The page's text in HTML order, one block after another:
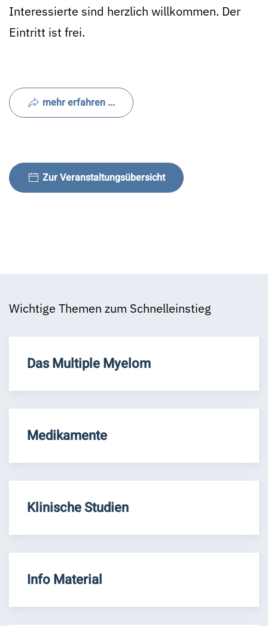
Interessierte sind herzlich willkommen. Der
Eintritt ist frei.
mehr erfahren ...
Zur Veranstaltungsübersicht
Wichtige Themen zum Schnelleinstieg
Das Multiple Myelom
Medikamente
Klinische Studien
Info Material